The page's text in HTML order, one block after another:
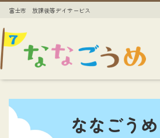
富士市 放課後等デイサービス
ななごう